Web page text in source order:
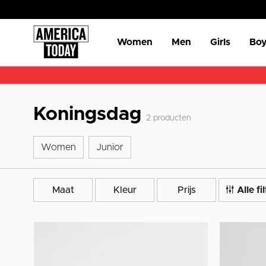
Women Men Girls
Koningsdag 2 producten
Women Women
Junior
Maat Kleur Prijs Alle